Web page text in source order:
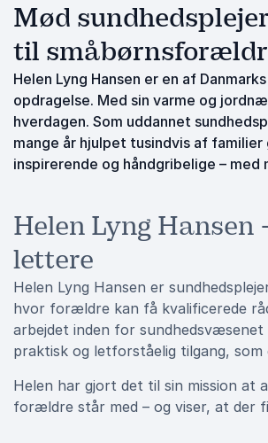
Mød
til
Helen Lyng Hansen er en af
opdragelse. Med sin varme og
hverdagen. Som uddannet
mange år hjulpet tusindvis af
inspirerende og håndgribelige –
Helen Lyng
lettere
Helen Lyng Hansen er
hvor forældre kan få kvalificerede
arbejdet inden for
praktisk og letforståelig tilgang,
Helen har gjort det til sin mission
forældre står med – og viser, at der